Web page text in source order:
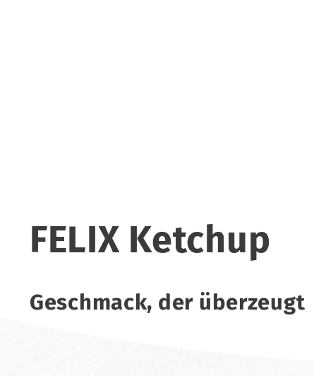
FELIX Ketchup
Geschmack, der überzeugt